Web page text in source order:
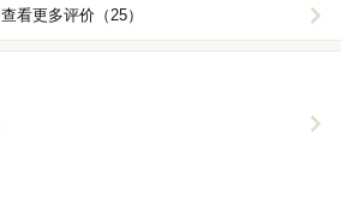
查看更多评价（25）